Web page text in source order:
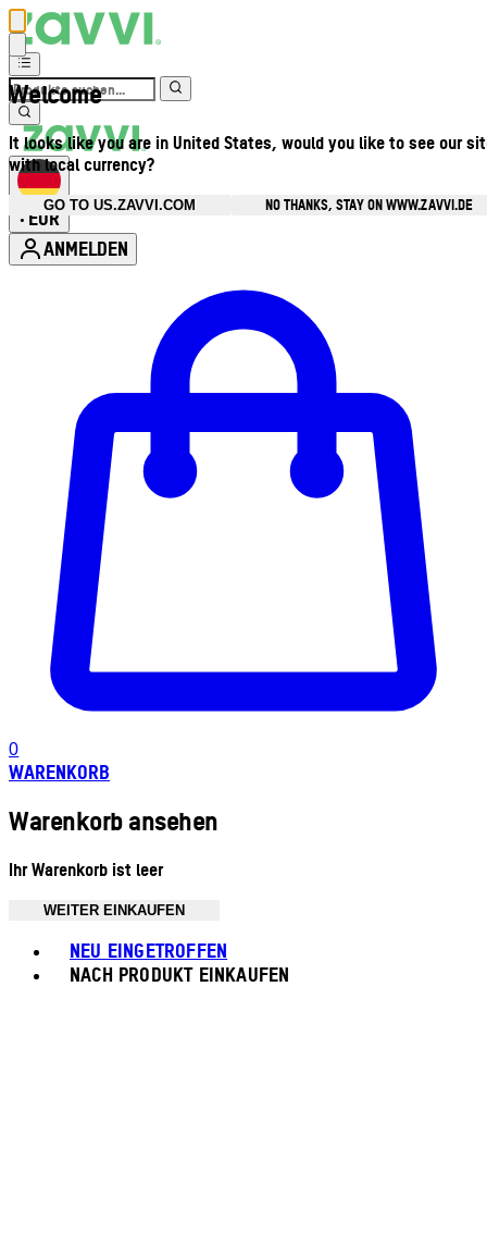
Welcome
It looks like you are in United States, would you like to see our
with local currency?
GO TO US.ZAVVI.COM
NO THANKS, STAY ON WWW.ZAVVI.DE
• EUR
ANMELDEN
0
WARENKORB
Warenkorb ansehen
Ihr Warenkorb ist leer
WEITER EINKAUFEN
NEU EINGETROFFEN
NACH PRODUKT EINKAUFEN